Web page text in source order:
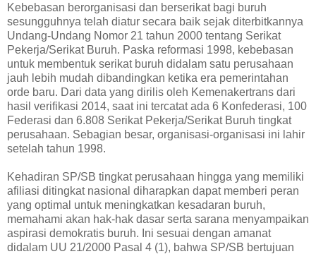
Kebebasan berorganisasi dan berserikat bagi buruh
sesungguhnya telah diatur secara baik sejak diterbitkannya
Undang-Undang Nomor 21 tahun 2000 tentang Serikat
Pekerja/Serikat Buruh. Paska reformasi 1998, kebebasan
untuk membentuk serikat buruh didalam satu perusahaan
jauh lebih mudah dibandingkan ketika era pemerintahan
orde baru. Dari data yang dirilis oleh Kemenakertrans dari
hasil verifikasi 2014, saat ini tercatat ada 6 Konfederasi, 100
Federasi dan 6.808 Serikat Pekerja/Serikat Buruh tingkat
perusahaan. Sebagian besar, organisasi-organisasi ini lahir
setelah tahun 1998.
Kehadiran SP/SB tingkat perusahaan hingga yang memiliki
afiliasi ditingkat nasional diharapkan dapat memberi peran
yang optimal untuk meningkatkan kesadaran buruh,
memahami akan hak-hak dasar serta sarana menyampaikan
aspirasi demokratis buruh. Ini sesuai dengan amanat
didalam UU 21/2000 Pasal 4 (1), bahwa SP/SB bertujuan